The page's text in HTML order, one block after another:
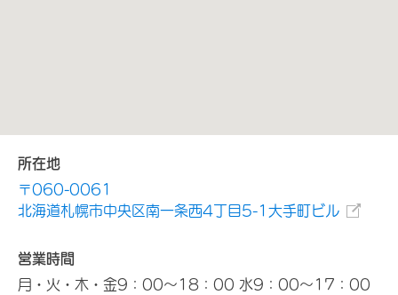
所在地
〒060-0061
北海道札幌市中央区南一条西4丁目5-1大手町ビル
営業時間
月・火・木・金9：00～18：00 水9：00～17：00